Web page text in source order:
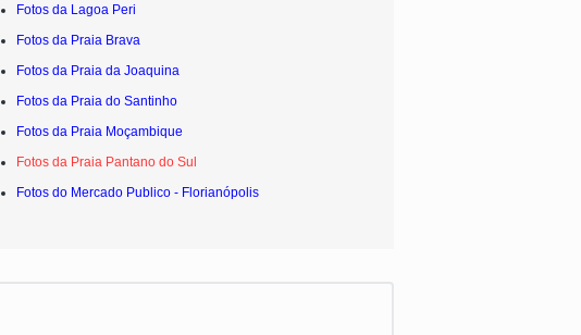
Fotos da Lagoa Peri
Fotos da Praia Brava
Fotos da Praia da Joaquina
Fotos da Praia do Santinho
Fotos da Praia Moçambique
Fotos da Praia Pantano do Sul
Fotos do Mercado Publico - Florianópolis